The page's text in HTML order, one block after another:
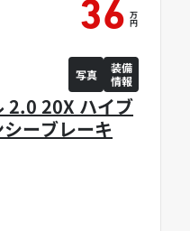
2.0 20X ハイブ
ーブレーキ
36 万
円
写真
装備
情報